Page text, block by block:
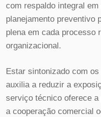
com respaldo integral
planejamento preventivo
plena em cada processo
organizacional.
Estar sintonizado com
auxilia a reduzir a
serviço técnico oferece
a cooperação comercial